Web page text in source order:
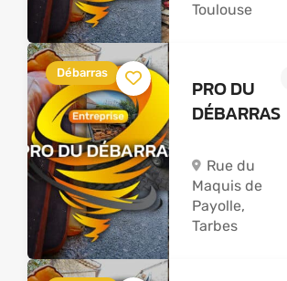
Toulouse
Débarras
PRO DU
DÉBARRAS
Rue du
Maquis de
Payolle,
Tarbes